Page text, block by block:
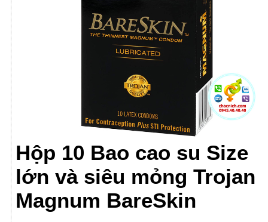
Hộp 10 Bao cao su Size
lớn và siêu mỏng Trojan
Magnum BareSkin